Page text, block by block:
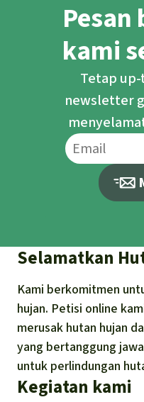
kami
Tetap
newsletter
Selamatkan
Kami berkomitmen
hujan. Petisi online
merusak hutan hujan
yang bertanggung
untuk perlindungan
Kegiatan kami